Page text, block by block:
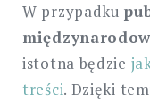
W przypadku
istotna będzie
treści. Dzięki